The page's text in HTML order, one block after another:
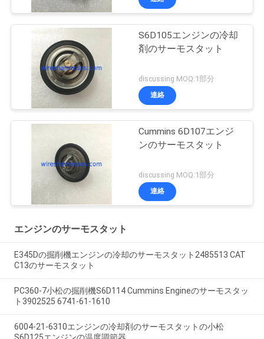
S6D105エンジンの冷却
剤のサーモスタット
discussing MOQ:1部分
連絡
Cummins 6D107エンジ
ンのサーモスタット
discussing MOQ:1部分
連絡
エンジンのサーモスタット
E345Dの掘削機エンジンの冷却のサーモスタット2485513 CAT
C13のサーモスタット
PC360-7小松の掘削機S6D114 Cummins Engineのサーモスタッ
ト3902525 6741-61-1610
6004-21-6310エンジンの冷却剤のサーモスタットの小松